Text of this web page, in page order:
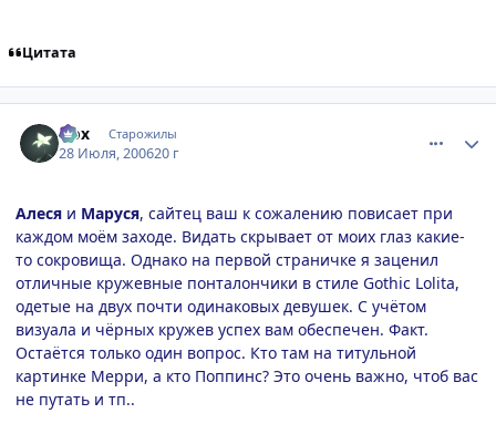
Цитата
Nox Старожилы
28 Июля, 200620 г
Алеся и Маруся, сайтец ваш к сожалению повисает при
каждом моём заходе. Видать скрывает от моих глаз какие-
то сокровища. Однако на первой страничке я заценил
отличные кружевные понталончики в стиле Gothic Lolita,
одетые на двух почти одинаковых девушек. С учётом
визуала и чёрных кружев успех вам обеспечен. Факт.
Остаётся только один вопрос. Кто там на титульной
картинке Мерри, а кто Поппинс? Это очень важно, чтоб вас
не путать и тп..